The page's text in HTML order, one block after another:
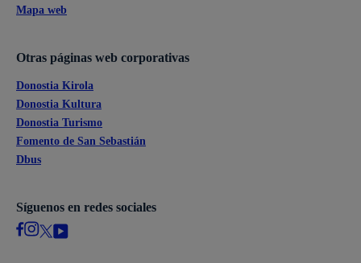
Mapa web
Otras páginas web corporativas
Donostia Kirola
Donostia Kultura
Donostia Turismo
Fomento de San Sebastián
Dbus
Síguenos en redes sociales